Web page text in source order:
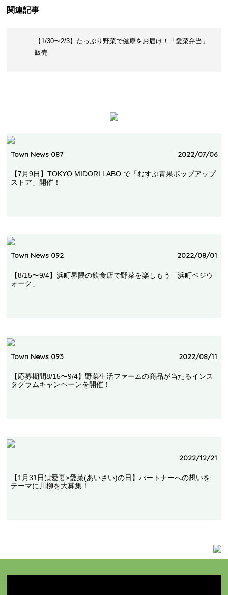
関連記事
【1/30〜2/3】たっぷり野菜で健康をお届け！「愛菜弁当」
販売
Town News 087 2022/07/06
【7月9日】TOKYO MIDORI LABO.で「むすぶ青果ポップアップ
ストア」開催！
Town News 092 2022/08/01
【8/15〜9/4】浜町界隈の飲食店で野菜を楽しもう「浜町ベジウ
ォーク」
Town News 093 2022/08/11
【応募期間8/15〜9/4】野菜生活ファームの商品が当たるインス
タグラムキャンペーンを開催！
2022/12/21
【1月31日は愛妻×愛菜(あいさい)の日】パートナーへの想いを
テーマに川柳を大募集！